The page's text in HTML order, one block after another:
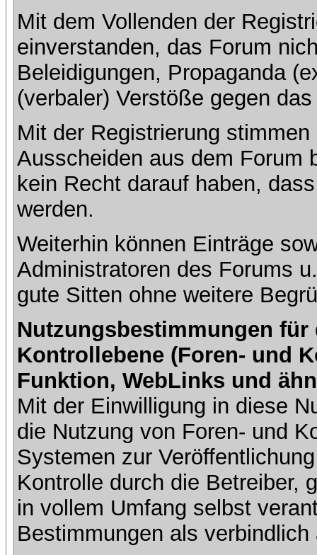
Mit dem Vollenden der
einverstanden, das Forum
Beleidigungen, Propaganda
(verbaler) Verstöße gegen
Mit der Registrierung
Ausscheiden aus dem Forum
kein Recht darauf haben,
werden.
Weiterhin können Einträge
Administratoren des Forums
gute Sitten ohne weitere
Nutzungsbestimmungen
Kontrollebene (Foren- und
Funktion, WebLinks und
Mit der Einwilligung in diese
die Nutzung von Foren- und
Systemen zur
Kontrolle durch die Betreiber,
in vollem Umfang selbst
Bestimmungen als verbindlich